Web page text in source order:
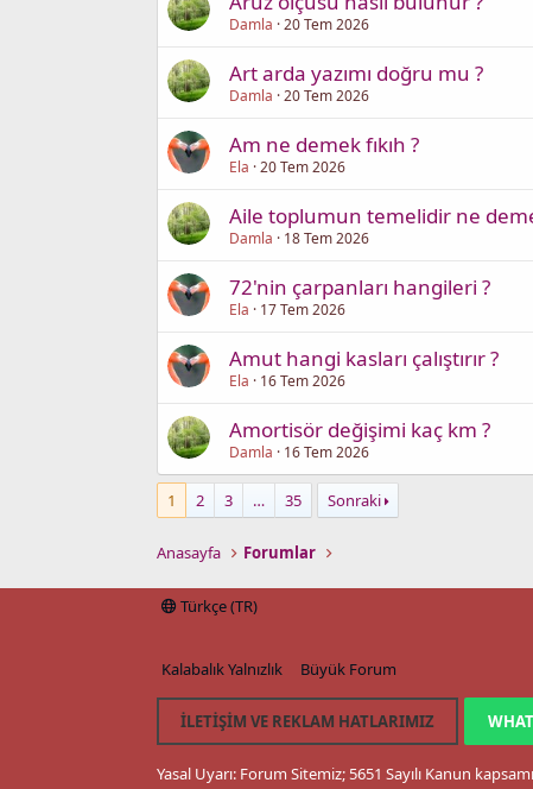
Damla 20 Tem 2026
Art arda yazımı doğru mu ?
Damla 20 Tem 2026
Am ne demek fıkıh ?
Ela 20 Tem 2026
Aile toplumun temelidir ne
Damla 18 Tem 2026
72'nin çarpanları hangileri ?
Ela 17 Tem 2026
Amut hangi kasları çalıştırır ?
Ela 16 Tem 2026
Amortisör değişimi kaç km ?
Damla 16 Tem 2026
1 2 3 … 35 Sonraki
Anasayfa Forumlar
Türkçe (TR)
Kalabalık Yalnızlık Büyük Forum
İLETIŞIM VE REKLAM HATLARIMIZ
Yasal Uyarı: Forum Sitemiz; 5651 Sayılı Kanun